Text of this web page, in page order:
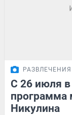
РАЗВЛЕЧЕНИЯ
С 26 июля
программа
Никулина